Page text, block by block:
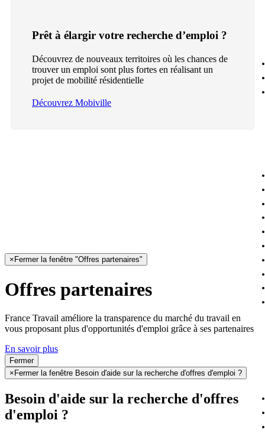
Prêt à élargir votre recherche d’emploi ?
Découvrez de nouveaux territoires où les chances de
trouver un emploi sont plus fortes en réalisant un
projet de mobilité résidentielle
Découvrez Mobiville
× Fermer la fenêtre "Offres partenaires"
Offres partenaires
France Travail améliore la transparence du marché du travail en
vous proposant plus d'opportunités d'emploi grâce à ses partenaires
En savoir plus
Fermer
× Fermer la fenêtre Besoin d'aide sur la recherche d'offres d'emploi ?
Besoin d'aide sur la recherche d'offres
d'emploi ?